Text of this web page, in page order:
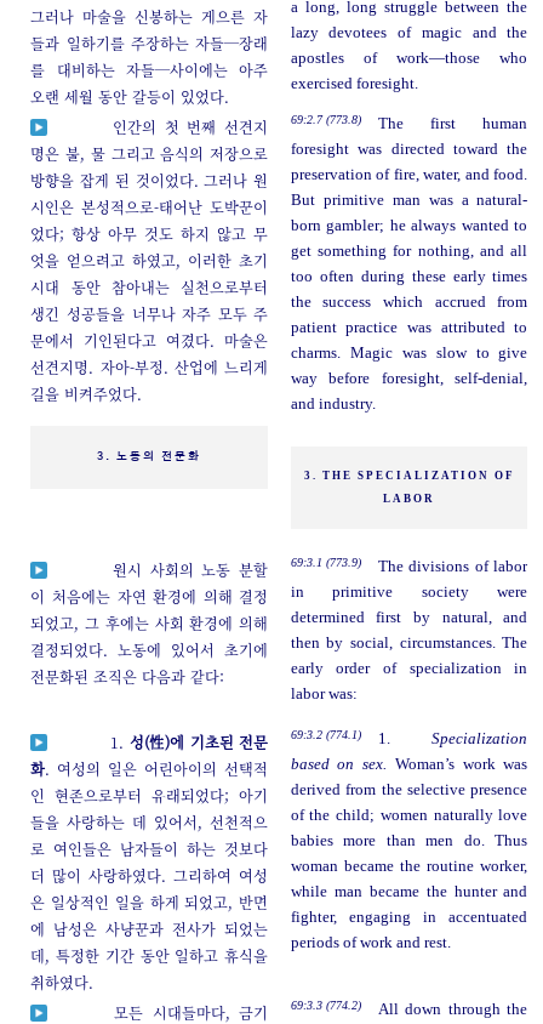
그러나 마술을 신봉하는 게으른 자
들과 일하기를 주장하는 자들─장래
를 대비하는 자들─사이에는 아주
오랜 세월 동안 갈등이 있었다.
a long, long struggle between the
lazy devotees of magic and the
apostles of work—those who
exercised foresight.
인간의 첫 번째 선견지
명은 불, 물 그리고 음식의 저장으로
방향을 잡게 된 것이었다. 그러나 원
시인은 본성적으로-태어난 도박꾼이
었다; 항상 아무 것도 하지 않고 무
엇을 얻으려고 하였고, 이러한 초기
시대 동안 참아내는 실천으로부터
생긴 성공들을 너무나 자주 모두 주
문에서 기인된다고 여겼다. 마술은
선견지명. 자아-부정. 산업에 느리게
길을 비켜주었다.
69:2.7 (773.8)
The first human
foresight was directed toward the
preservation of fire, water, and food.
But primitive man was a natural-
born gambler; he always wanted to
get something for nothing, and all
too often during these early times
the success which accrued from
patient practice was attributed to
charms. Magic was slow to give
way before foresight, self-denial,
and industry.
3. 노동의 전문화
3. THE SPECIALIZATION OF
LABOR
원시 사회의 노동 분할
이 처음에는 자연 환경에 의해 결정
되었고, 그 후에는 사회 환경에 의해
결정되었다. 노동에 있어서 초기에
전문화된 조직은 다음과 같다:
69:3.1 (773.9)
The divisions of labor
in primitive society were
determined first by natural, and
then by social, circumstances. The
early order of specialization in
labor was:
1. 성(性)에 기초된 전문
화. 여성의 일은 어린아이의 선택적
인 현존으로부터 유래되었다; 아기
들을 사랑하는 데 있어서, 선천적으
로 여인들은 남자들이 하는 것보다
더 많이 사랑하였다. 그리하여 여성
은 일상적인 일을 하게 되었고, 반면
에 남성은 사냥꾼과 전사가 되었는
데, 특정한 기간 동안 일하고 휴식을
취하였다.
69:3.2 (774.1) 1.Specialization
based on sex. Woman’s work was
derived from the selective presence
of the child; women naturally love
babies more than men do. Thus
woman became the routine worker,
while man became the hunter and
fighter, engaging in accentuated
periods of work and rest.
모든 시대들마다, 금기
69:3.3 (774.2)
All down through the